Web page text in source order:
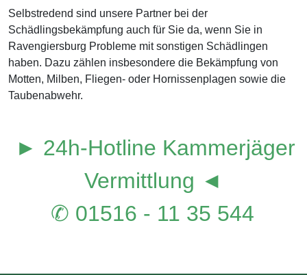
Selbstredend sind unsere Partner bei der
Schädlingsbekämpfung auch für Sie da, wenn Sie in
Ravengiersburg Probleme mit sonstigen Schädlingen
haben. Dazu zählen insbesondere die Bekämpfung von
Motten, Milben, Fliegen- oder Hornissenplagen sowie die
Taubenabwehr.
► 24h-Hotline Kammerjäger
Vermittlung ◄
✆ 01516 - 11 35 544